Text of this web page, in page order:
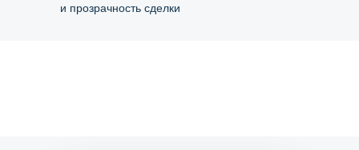
и прозрачность сделки